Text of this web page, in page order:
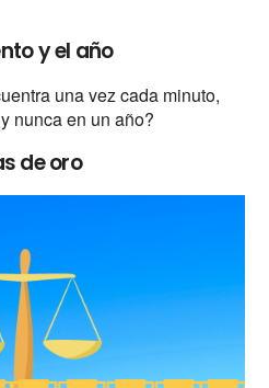
y el año
una vez cada minuto,
nunca en un año?
de oro